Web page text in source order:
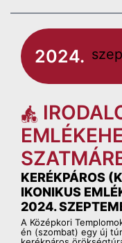
2024.
KERÉKPÁROS
IKONIKUS
2024.
A Középkori
én (szombat) egy új